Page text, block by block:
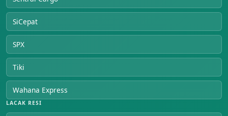
SiCepat
SPX
Tiki
Wahana Express
LACAK RESI